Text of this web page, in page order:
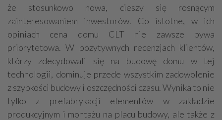
że stosunkowo nowa, cieszy się rosnącym
zainteresowaniem inwestorów. Co istotne, w ich
opiniach cena domu CLT nie zawsze bywa
priorytetowa. W pozytywnych recenzjach klientów,
którzy zdecydowali się na budowę domu w tej
technologii, dominuje przede wszystkim zadowolenie
z szybkości budowy i oszczędności czasu. Wynika to nie
tylko z prefabrykacji elementów w zakładzie
produkcyjnym i montażu na placu budowy, ale także z